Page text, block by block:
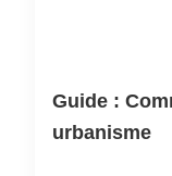
Guide :
urbanisme